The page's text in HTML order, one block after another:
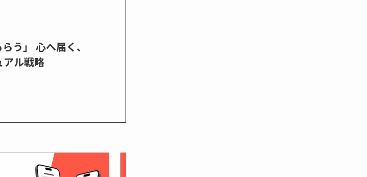
う」 心へ届く、
ル戦略